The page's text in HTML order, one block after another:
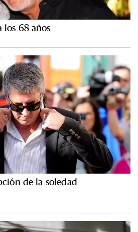
los 68 años
de la soledad